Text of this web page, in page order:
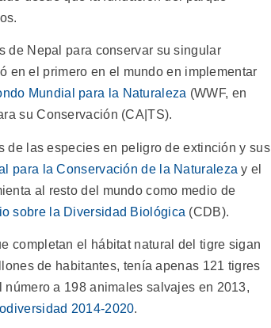
de Nepal para conservar su singular
en el primero en el mundo en implementar
Mundial para la Naturaleza (WWF, en
su Conservación (CA|TS).
de las especies en peligro de extinción y sus
para la Conservación de la Naturaleza y el
al resto del mundo como medio de
sobre la Diversidad Biológica (CDB).
completan el hábitat natural del tigre sigan
de habitantes, tenía apenas 121 tigres
a 198 animales salvajes en 2013,
2014-2020.